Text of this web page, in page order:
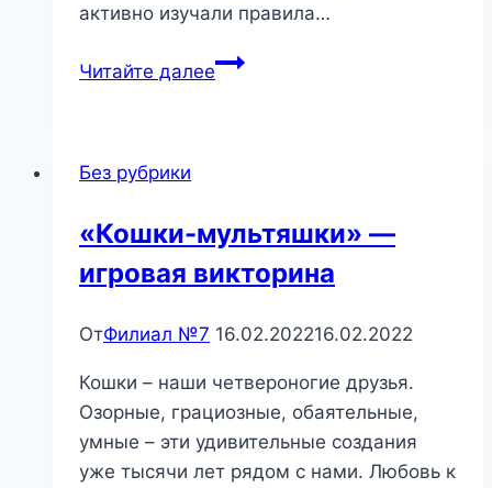
активно изучали правила…
Читайте далее«Полезная
урок.
Без рубрики
«Кошки-мультяшки» —
игровая викторина
ОтФилиал №7 16.02.202216.02.2022
Кошки – наши четвероногие друзья.
Озорные, грациозные, обаятельные,
умные – эти удивительные создания
уже тысячи лет рядом с нами. Любовь к